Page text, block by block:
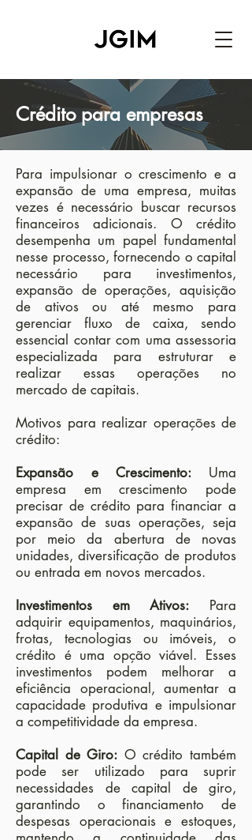
Crédito para empresas
Para impulsionar o crescimento e a
expansão de uma empresa, muitas
vezes é necessário buscar recursos
financeiros adicionais. O crédito
desempenha um papel fundamental
nesse processo, fornecendo o capital
necessário para investimentos,
expansão de operações, aquisição
de ativos ou até mesmo para
gerenciar fluxo de caixa, sendo
essencial contar com uma assessoria
especializada para estruturar e
realizar essas operações no
mercado de capitais.
Motivos para realizar operações de
crédito:
Expansão e Crescimento: Uma
empresa em crescimento pode
precisar de crédito para financiar a
expansão de suas operações, seja
por meio da abertura de novas
unidades, diversificação de produtos
ou entrada em novos mercados.
Investimentos em Ativos: Para
adquirir equipamentos, maquinários,
frotas, tecnologias ou imóveis, o
crédito é uma opção viável. Esses
investimentos podem melhorar a
eficiência operacional, aumentar a
capacidade produtiva e impulsionar
a competitividade da empresa.
Capital de Giro: O crédito também
pode ser utilizado para suprir
necessidades de capital de giro,
garantindo o financiamento de
despesas operacionais e estoques,